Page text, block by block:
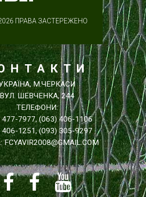
ПРАВА ЗАСТЕРЕЖЕНО
М.ЧЕРКАСИ
ВУЛ. ШЕВЧЕНКА, 244
ТЕЛЕФОНИ:
477-7977, (063) 406-1106
406-1251, (093) 305-9297
FCYAVIR2008@GMAIL.COM